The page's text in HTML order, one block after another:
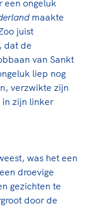
een ongeluk
maakte
juist
dat de
van Sankt
liep nog
verzwikte zijn
in zijn linker
was het een
droevige
gezichten te
door de